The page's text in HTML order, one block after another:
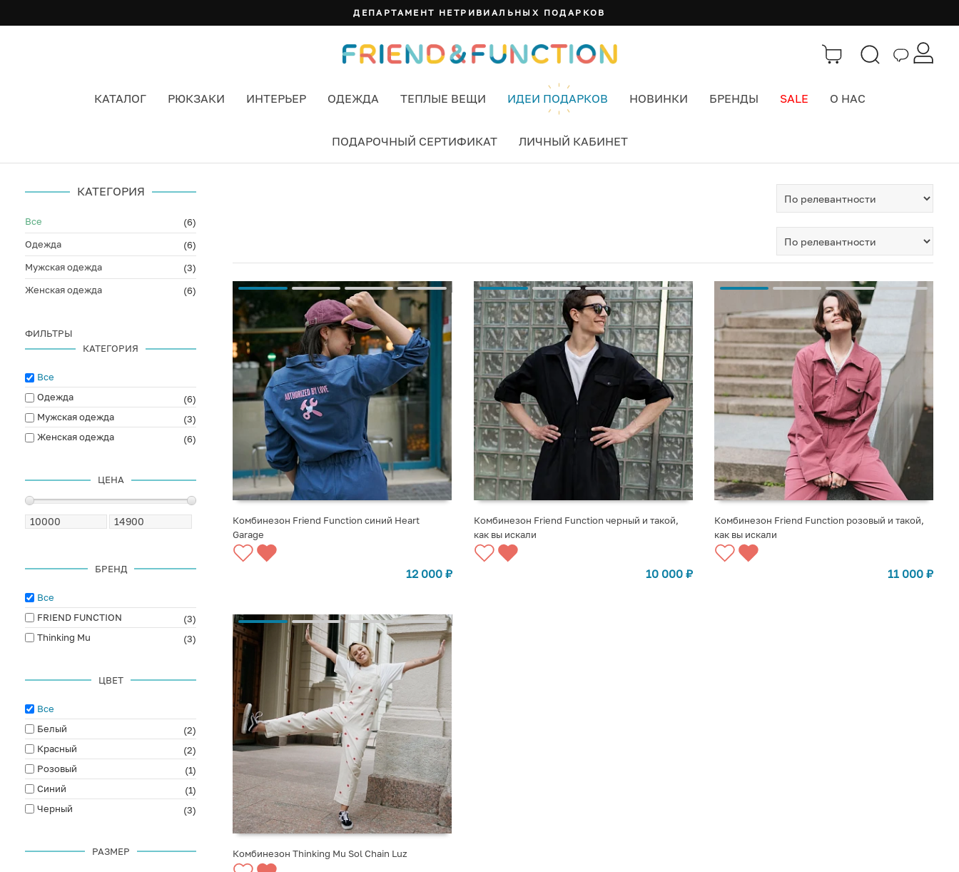
ДЕПАРТАМЕНТ НЕТРИВИАЛЬНЫХ ПОДАРКОВ
КАТАЛОГ РЮКЗАКИ ИНТЕРЬЕР ОДЕЖДА ТЕПЛЫЕ ВЕЩИ ИДЕИ ПОДАРКОВ НОВИНКИ БРЕНДЫ SALE О НАС
ПОДАРОЧНЫЙ СЕРТИФИКАТ ЛИЧНЫЙ КАБИНЕТ
Комбинезон Friend Function синий Heart
Garage
12 000 ₽
Комбинезон Friend Function черный и такой,
как вы искали
10 000 ₽
Комбинезон Friend Function розовый и такой,
как вы искали
11 000 ₽
Комбинезон Thinking Mu Sol Chain Luz
КАТЕГОРИЯ
Все
(6)
Одежда
(6)
Мужская одежда
(3)
Женская одежда
(6)
ФИЛЬТРЫ
КАТЕГОРИЯ
Все
Одежда
(6)
Мужская одежда
(3)
Женская одежда
(6)
ЦЕНА
БРЕНД
Все
FRIEND FUNCTION
(3)
Thinking Mu
(3)
ЦВЕТ
Все
Белый
(2)
Красный
(2)
Розовый
(1)
Синий
(1)
Черный
(3)
РАЗМЕР